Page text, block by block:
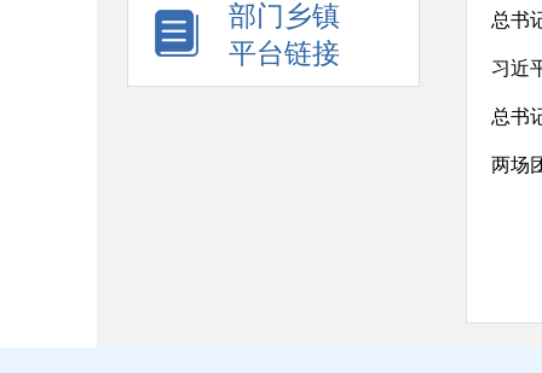
部门乡镇
平台链接
总书
总书
两场